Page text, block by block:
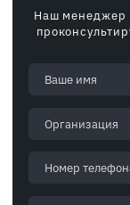
Наш менеджер